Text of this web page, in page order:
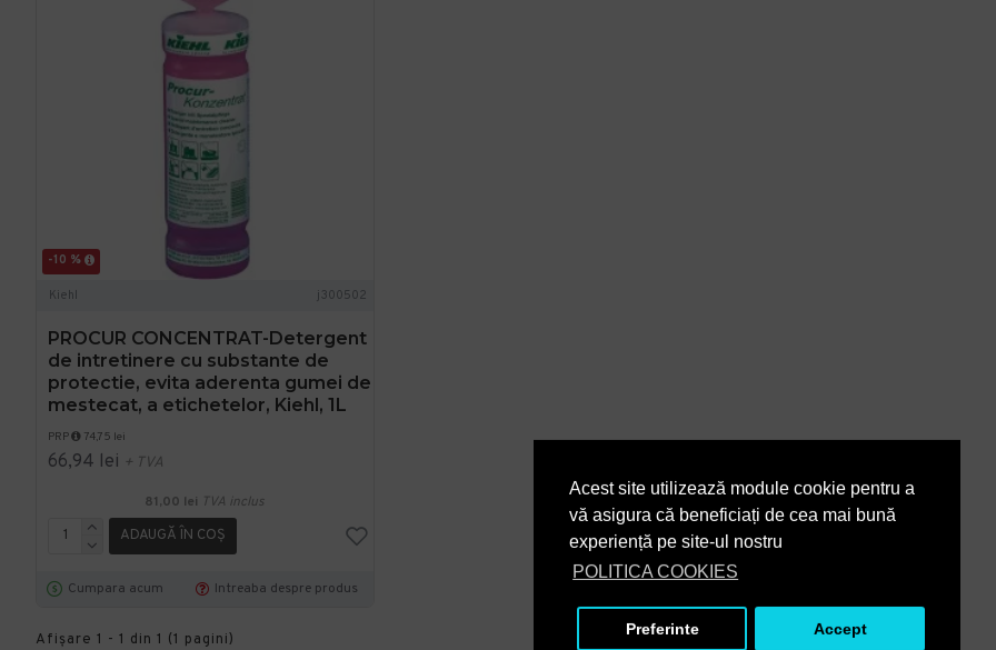
Acest site utilizează module cookie pentru a
vă asigura că beneficiați de cea mai bună
experiență pe site-ul nostru
POLITICA COOKIES
Preferinte Accept
-10 %
Kiehl j300502
PROCUR CONCENTRAT-Detergent
de intretinere cu substante de
protectie, evita aderenta gumei de
mestecat, a etichetelor, Kiehl, 1L
PRP 74,75 lei
66,94 lei + TVA
81,00 lei TVA inclus
ADAUGĂ ÎN COŞ
Cumpara acum Intreaba despre produs
Afişare 1 - 1 din 1 (1 pagini)